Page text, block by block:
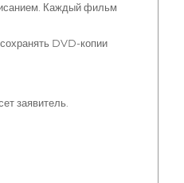
Каждый фильм
DVD-копии
заявитель.